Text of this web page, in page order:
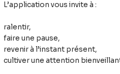
L’application vous invite à :
ralentir,
faire une pause,
revenir à l’instant présent,
cultiver une attention